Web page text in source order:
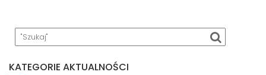
KATEGORIE AKTUALNOŚCI